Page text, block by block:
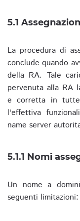
5.1
La procedura di
conclude quando
della RA. Tale
pervenuta alla RA
e corretta in
l'effettiva
name server
5.1.1 Nomi
Un nome a
seguenti limitazioni: